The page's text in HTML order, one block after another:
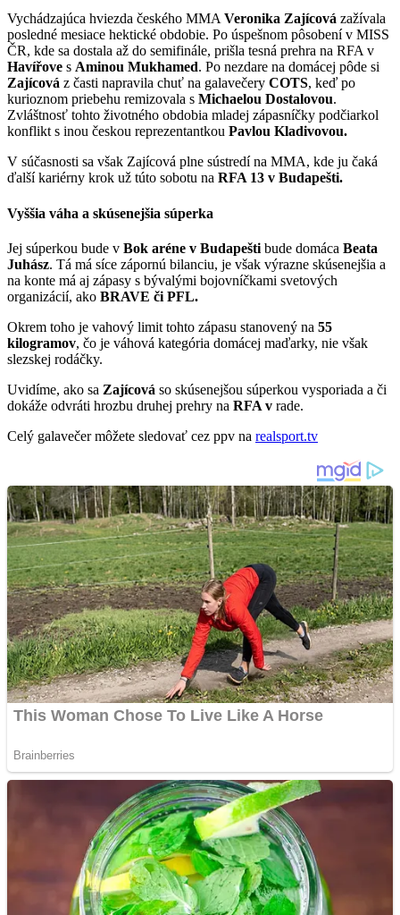
Vychádzajúca hviezda českého MMA Veronika Zajícová zažívala
posledné mesiace hektické obdobie. Po úspešnom pôsobení v MISS
ČR, kde sa dostala až do semifinále, prišla tesná prehra na RFA v
Havířove s Aminou Mukhamed. Po nezdare na domácej pôde si
Zajícová z časti napravila chuť na galavečery COTS, keď po
kurioznom priebehu remizovala s Michaelou Dostalovou.
Zvláštnosť tohto životného obdobia mladej zápasníčky podčiarkol
konflikt s inou českou reprezentantkou Pavlou Kladivovou.
V súčasnosti sa však Zajícová plne sústredí na MMA, kde ju čaká
ďalší kariérny krok už túto sobotu na RFA 13 v Budapešti.
Vyššia váha a skúsenejšia súperka
Jej súperkou bude v Bok aréne v Budapešti bude domáca Beata
Juhász. Tá má síce zápornú bilanciu, je však výrazne skúsenejšia a
na konte má aj zápasy s bývalými bojovníčkami svetových
organizácií, ako BRAVE či PFL.
Okrem toho je vahový limit tohto zápasu stanovený na 55
kilogramov, čo je váhová kategória domácej maďarky, nie však
slezskej rodáčky.
Uvidíme, ako sa Zajícová so skúsenejšou súperkou vysporiada a či
dokáže odvráti hrozbu druhej prehry na RFA v rade.
Celý galavečer môžete sledovať cez ppv na realsport.tv